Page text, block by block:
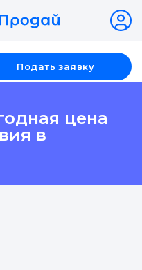
Подать заявку
цена
в